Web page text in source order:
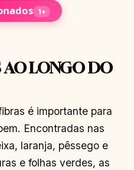
1▾
AO LONGO DO
é importante para
Encontradas nas
laranja, pêssego e
e folhas verdes, as